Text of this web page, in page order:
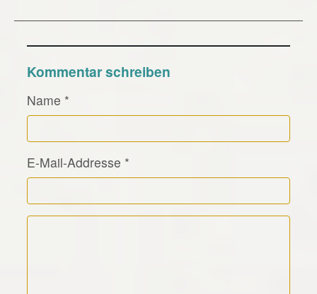
Kommentar schreiben
Name *
E-Mail-Addresse *
Kommentar Text